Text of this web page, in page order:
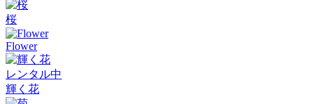
桜
Flower
レンタル中
輝く花